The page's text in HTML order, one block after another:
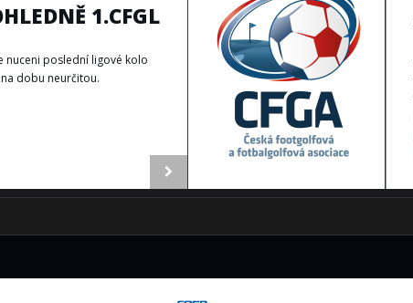
1.CFGL
nuceni poslední ligové kolo
dobu neurčitou.